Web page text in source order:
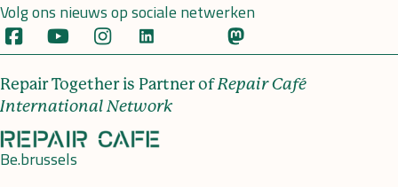
Volg ons nieuws op sociale netwerken
Repair Together is Partner ofRepair Café
International Network
Be.brussels